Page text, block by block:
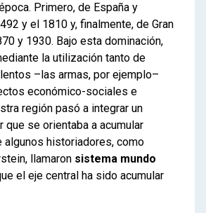
Primero, de España y
y el 1810 y, finalmente, de Gran
y 1930. Bajo esta dominación,
la utilización tanto de
–las armas, por ejemplo–
económico-sociales e
región pasó a integrar un
que se orientaba a acumular
algunos historiadores, como
llamaron sistema mundo
el eje central ha sido acumular